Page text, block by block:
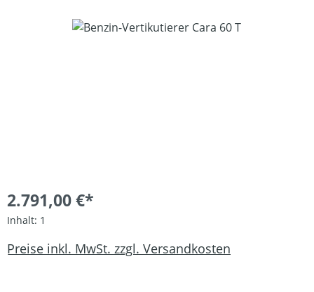
Bildergalerie überspringen
2.791,00 €*
Inhalt: 1
Preise inkl. MwSt. zzgl. Versandkosten